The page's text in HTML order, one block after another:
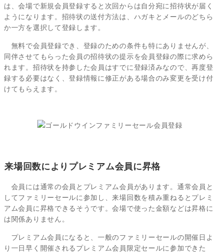
は、会場で新規会員登録すると次回からは自分宛に招待状が届く
ようになります。招待状の送付方法は、ハガキとメールのどちら
か一方を選択して登録します。
無料で会員登録でき、登録のための条件も特にありませんが、
同伴させてもらった会員の招待状の提示を会員登録の際に求めら
れます。招待状を持参した会員はすでに登録済みなので、再度登
録する必要はなく、登録情報に修正がある場合のみ変更を受け付
けてもらえます。
来場回数によりプレミアム会員に昇格
会員には通常の会員とプレミアム会員があります。通常会員と
してファミリーセールに参加し、来場回数を積み重ねるとプレミ
アム会員に昇格できるそうです。会場で使った金額などは昇格に
は関係ありません。
プレミアム会員になると、一般のファミリーセールの開催日よ
り一日早く開催されるプレミアム会員限定セールに参加できた